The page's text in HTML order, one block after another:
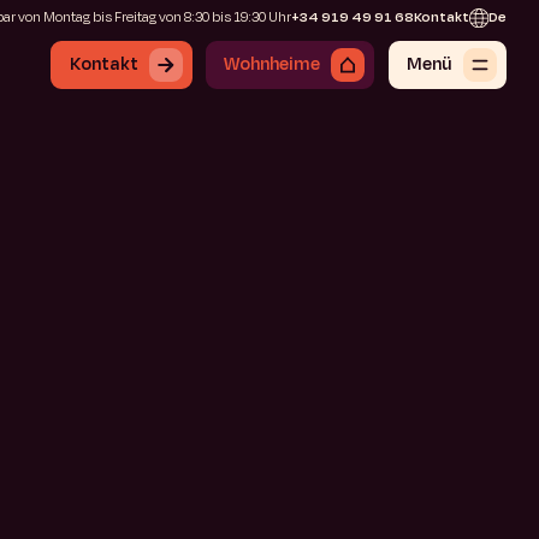
von Montag bis Freitag von 8:30 bis 19:30 Uhr+34 919 49 91 68Kontakt De
Kontakt Wohnheime Menü